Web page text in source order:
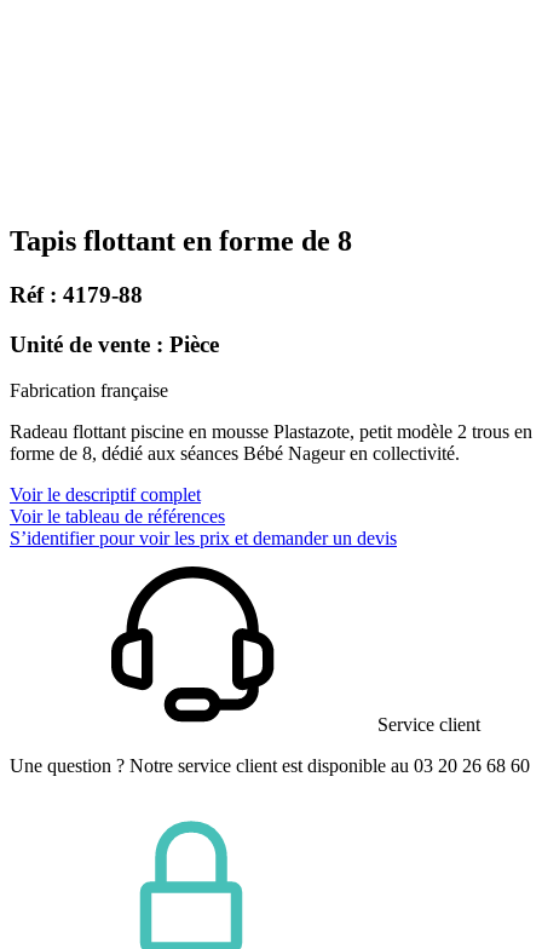
Tapis flottant en forme de 8
Réf : 4179-88
Unité de vente : Pièce
Fabrication française
Radeau flottant piscine en mousse Plastazote, petit modèle 2 trous en
forme de 8, dédié aux séances Bébé Nageur en collectivité.
Voir le descriptif complet
Voir le tableau de références
S’identifier pour voir les prix et demander un devis
Service client
Une question ? Notre service client est disponible au 03 20 26 68 60